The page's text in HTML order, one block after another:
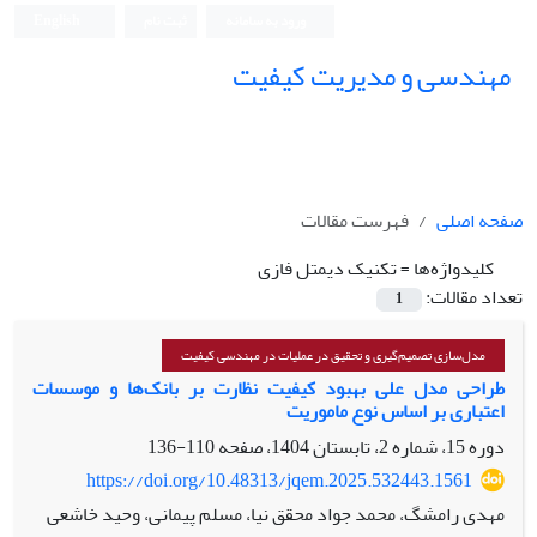
مهندسی و مدیریت کیفیت
صفحه اصلی
فهرست مقالات
کلیدواژه‌ها =تکنیک دیمتل فازی
تعداد مقالات:
1
مدل‌سازی تصمیم‌گیری و تحقیق در عملیات در مهندسی کیفیت
طراحی مدل علی بهبود کیفیت نظارت بر بانک‌ها و موسسات
اعتباری بر اساس نوع ماموریت
دوره 15، شماره 2، تابستان 1404، صفحه
110-136
https://doi.org/10.48313/jqem.2025.532443.1561
مهدی رامشگ، محمد جواد محقق نیا، مسلم پیمانی، وحید خاشعی